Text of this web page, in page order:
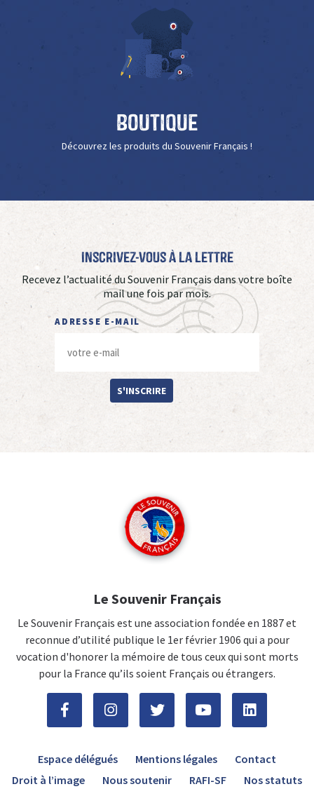
Boutique
Découvrez les produits du Souvenir Français !
Inscrivez-vous à La Lettre
Recevez l’actualité du Souvenir Français dans votre boîte
mail une fois par mois.
ADRESSE E-MAIL
S'INSCRIRE
Le Souvenir Français
Le Souvenir Français est une association fondée en 1887 et
reconnue d’utilité publique le 1er février 1906 qui a pour
vocation d'honorer la mémoire de tous ceux qui sont morts
pour la France qu’ils soient Français ou étrangers.
Espace délégués Mentions légales
Contact
Droit à l’image
Nous soutenir RAFI-SF Nos statuts